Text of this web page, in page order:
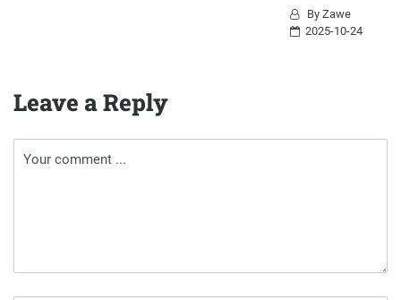
By Zawe
2025-10-24
Leave a Reply